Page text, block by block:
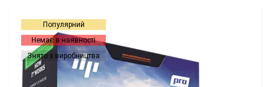
Популярний
Немає в наявності
Знято з виробництва